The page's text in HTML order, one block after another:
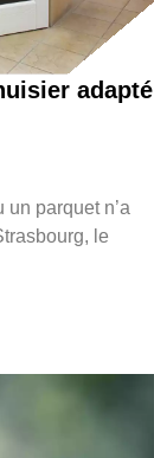
adapté
parquet n’a
le